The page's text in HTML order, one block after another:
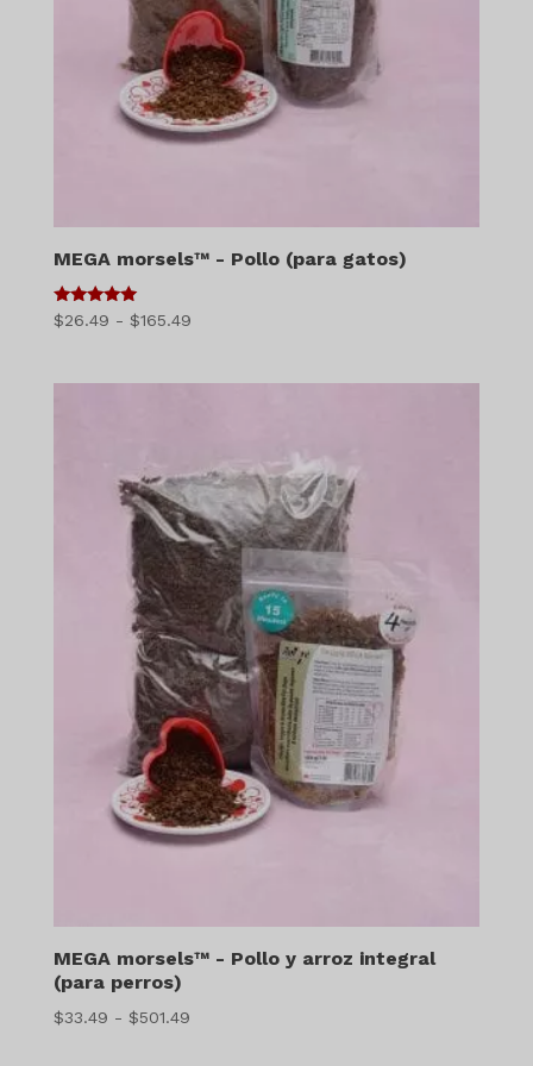
MEGA morsels™ - Pollo (para gatos)
5
de 5
$26.49 - $165.49Gama
MEGA morsels™ - Pollo y arroz integral
(para perros)
$33.49 - $501.49Gama